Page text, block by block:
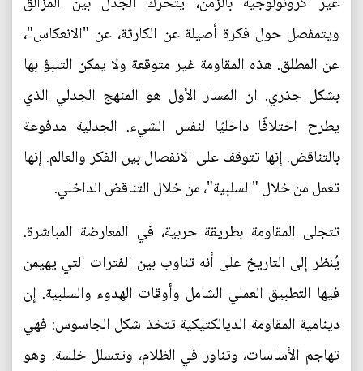
ويتمفصل حول فكرة أصيلة عن الكارثة، عن "الانعكاس"،
عن المطلق. هذه المقاومة غير متوقعة ولا يمكن التنبؤ بها
بشكل جذري. ان المسار الأول هو المنهج الجدلي الذي
يطرح اختلافًا داخليًا لنفس الشيء. الجدلية مدفوعة
بالتناقض. إنها تتوقف على الانفصال بين الفكر والعالم. إنها
تعمل من خلال "السلبية"، من خلال التناقض الداخلي.
تتجلى المقاومة بطريقة حربية، في المعارضة المباشرة.
يُنظر إلى التاريخ على أنه تناوب بين الفترات التي يهيمن
فيها التطبيق العملي الشامل وأوقات الهدوء والسلبية. إن
دينامية المقاومة الديالكتيكية تتخذ شكل الجاسوس: فهي
تهاجم الأساسات، وتناور في الظلام، وتتسلل خلسة. وهو